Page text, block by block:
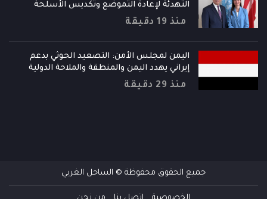
التهدئة لإعادة التموضع وتكديس الأسلحة
منذ 19 دقيقة
اليمن لمجلس الأمن: التصعيد الحوثي بدعم
إيراني يهدد اليمن والمنطقة والملاحة الدولية
منذ 29 دقيقة
جميع الحقوق محفوظة © الساحل الغربي